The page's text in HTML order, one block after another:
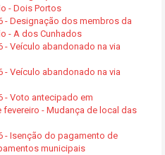
- Dois Portos
- Designação dos membros da
- A dos Cunhados
- Veículo abandonado na via
- Veículo abandonado na via
- Voto antecipado em
fevereiro - Mudança de local das
- Isenção do pagamento de
municipais